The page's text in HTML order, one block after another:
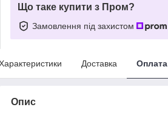
Що таке купити з Пром?
Замовлення під захистом
Доставка Оплата
Опис